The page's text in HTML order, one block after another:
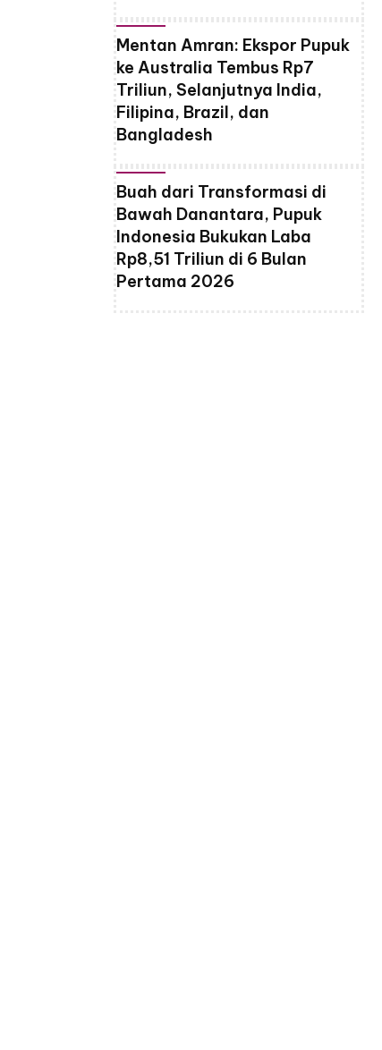
Mentan Amran: Ekspor Pupuk
ke Australia Tembus Rp7
Triliun, Selanjutnya India,
Filipina, Brazil, dan
Bangladesh
Buah dari Transformasi di
Bawah Danantara, Pupuk
Indonesia Bukukan Laba
Rp8,51 Triliun di 6 Bulan
Pertama 2026